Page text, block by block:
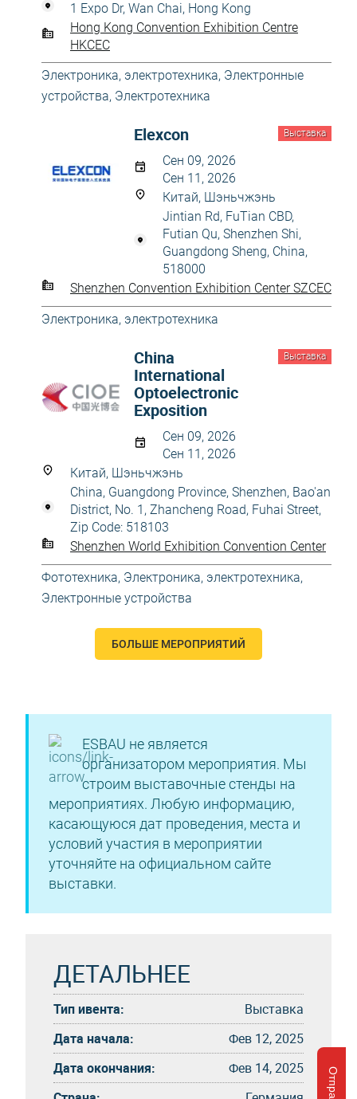
1 Expo Dr, Wan Chai, Hong Kong
Hong Kong Convention Exhibition Centre
HKCEC
Электроника, электротехника, Электронные
устройства, Электротехника
Выставка
Elexcon
Сен 09, 2026
Сен 11, 2026
Китай, Шэньчжэнь
Jintian Rd, FuTian CBD,
Futian Qu, Shenzhen Shi,
Guangdong Sheng, China,
518000
Shenzhen Convention Exhibition Center SZCEC
Электроника, электротехника
Выставка
China
International
Optoelectronic
Exposition
Сен 09, 2026
Сен 11, 2026
Китай, Шэньчжэнь
China, Guangdong Province, Shenzhen, Bao'an
District, No. 1, Zhancheng Road, Fuhai Street,
Zip Code: 518103
Shenzhen World Exhibition Convention Center
Фототехника, Электроника, электротехника,
Электронные устройства
БОЛЬШЕ МЕРОПРИЯТИЙ
ESBAU не является
организатором мероприятия. Мы
строим выставочные стенды на
мероприятиях. Любую информацию,
касающуюся дат проведения, места и
условий участия в мероприятии
уточняйте на официальном сайте
выставки.
ДЕТАЛЬНЕЕ
Тип ивента:
Выставка
Дата начала:
Фев 12, 2025
Дата окончания:
Фев 14, 2025